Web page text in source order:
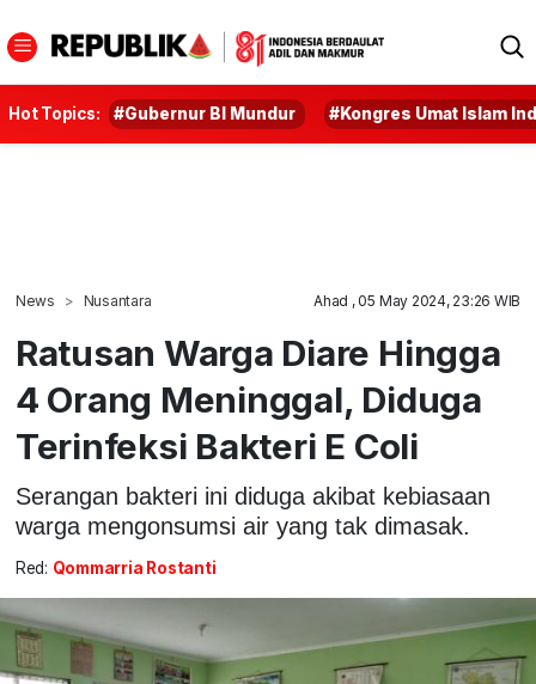
Hot Topics: #Gubernur BI Mundur #Kongres Umat Islam
News Nusantara Ahad , 05 May 2024, 23:26 WIB
Ratusan Warga Diare Hingga
4 Orang Meninggal, Diduga
Terinfeksi Bakteri E Coli
Serangan bakteri ini diduga akibat kebiasaan
warga mengonsumsi air yang tak dimasak.
Red: Qommarria Rostanti